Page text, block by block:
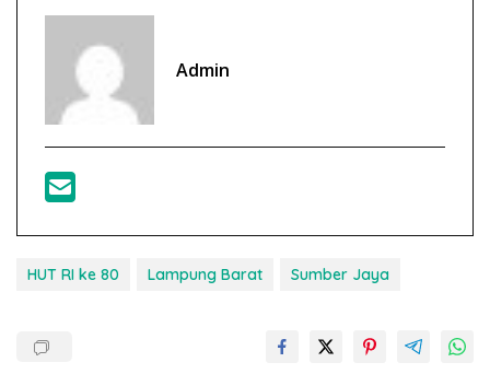
Admin
HUT RI ke 80 Lampung Barat Sumber Jaya